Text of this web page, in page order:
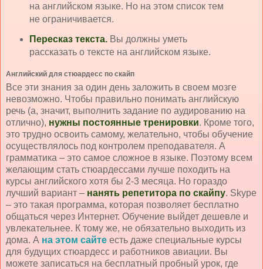
на английском языке. Но на этом список тем
не ограничивается.
Пересказ текста.Вы должны уметь
рассказать о тексте на английском языке.
Английский для стюардесс по скайп
Все эти знания за один день заложить в своем мозге
невозможно. Чтобы правильно понимать английскую
речь (а, значит, выполнить задание по аудированию на
отлично), нужны постоянные тренировки. Кроме того,
это трудно освоить самому, желательно, чтобы обучение
осуществлялось под контролем преподавателя. А
грамматика – это самое сложное в языке. Поэтому всем
желающим стать стюардессами лучше походить на
курсы английского хотя бы 2-3 месяца. Но гораздо
лучший вариант – нанять репетитора по скайпу. Skype
– это такая программа, которая позволяет бесплатно
общаться через Интернет. Обучение выйдет дешевле и
увлекательнее. К тому же, не обязательно выходить из
дома. А на этом сайте есть даже специальные курсы
для будущих стюардесс и работников авиации. Вы
можете записаться на бесплатный пробный урок, где